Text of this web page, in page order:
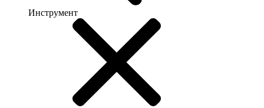
Инструмент